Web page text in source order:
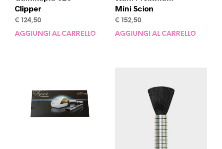
Clipper
€ 124,50
AGGIUNGI AL CARRELLO
Mini Scion
€ 152,50
AGGIUNGI AL CARRELLO